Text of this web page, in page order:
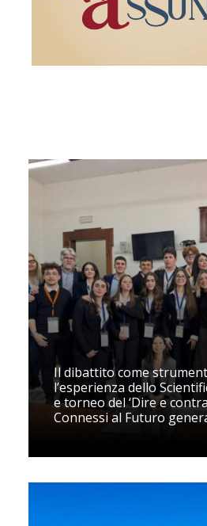
Il dibattito come
l’esperienza dello
e torneo del ‘Dire e
Connessi al Futuro